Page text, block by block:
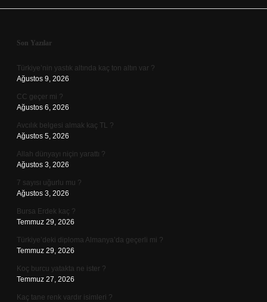
Sidebar
Son Yazılar
Türkiye’nin yastık altında kaç ton altın var ?
Ağustos 9, 2026
CC geçer mi ?
Ağustos 6, 2026
Avcılık belgesi almak kaç TL ?
Ağustos 5, 2026
Allah dünyayı niçin yarattı ?
Ağustos 3, 2026
7 sayısı uğurlu mu ?
Ağustos 3, 2026
Bursa Erdek kaç ?
Temmuz 29, 2026
Türkiye’deki diploma Almanya’da geçerli mi ?
Temmuz 29, 2026
Koç burcu yatakta ne ister ?
Temmuz 27, 2026
Kaç tane renk vardır isimleri ?